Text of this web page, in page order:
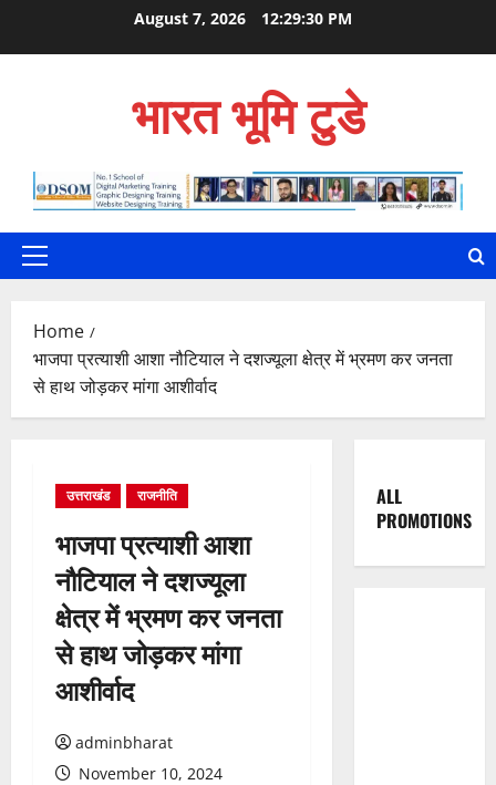
August 7, 2026 12:29:31 PM
भारत भूमि टुडे
Primary
Home
भाजपा प्रत्याशी आशा नौटियाल ने दशज्यूला क्षेत्र में भ्रमण कर जनता
से हाथ जोड़कर मांगा आशीर्वाद
उत्तराखंड राजनीति
भाजपा प्रत्याशी आशा
नौटियाल ने दशज्यूला
क्षेत्र में भ्रमण कर जनता
से हाथ जोड़कर मांगा
आशीर्वाद
adminbharat
November 10, 2024
ALL
PROMOTIONS